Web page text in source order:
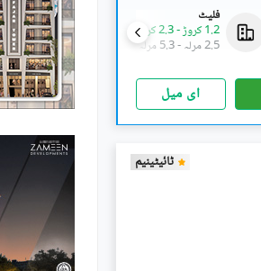
فلیٹ
69.87 لاکھ
-2.09 کروڑ
1.8 مرلہ
-4.4 مرلہ
فلیٹ
1.2 کروڑ
-2.3 کروڑ
2.5 مرلہ
-5.3 مرلہ
ای میل
ٹائیٹینیم